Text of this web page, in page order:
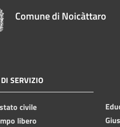
Comune di Noicàttaro
SERVIZIO
civile
libero